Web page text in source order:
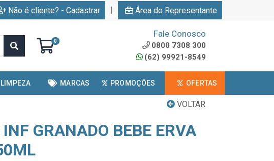
Não é cliente? - Cadastrar | Área do Representante
0
Fale Conosco
0800 7308 300
(62) 99921-8549
LIMPEZA MARCAS PROMOÇÕES OFERTAS
VOLTAR
GRANADO BEBE ERVA